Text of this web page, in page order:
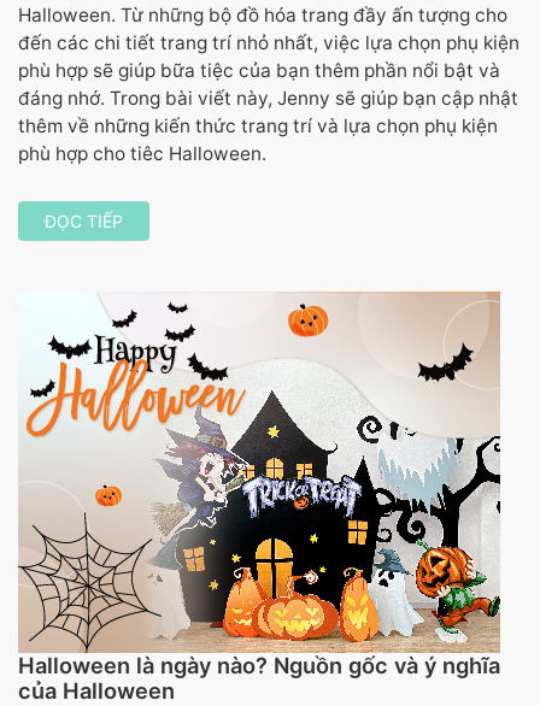
Halloween. Từ những bộ đồ hóa trang đầy ấn tượng cho
đến các chi tiết trang trí nhỏ nhất, việc lựa chọn phụ kiện
phù hợp sẽ giúp bữa tiệc của bạn thêm phần nổi bật và
đáng nhớ. Trong bài viết này, Jenny sẽ giúp bạn cập nhật
thêm về những kiến thức trang trí và lựa chọn phụ kiện
phù hợp cho tiêc Halloween.
ĐỌC TIẾP
Halloween là ngày nào? Nguồn gốc và ý nghĩa
của Halloween